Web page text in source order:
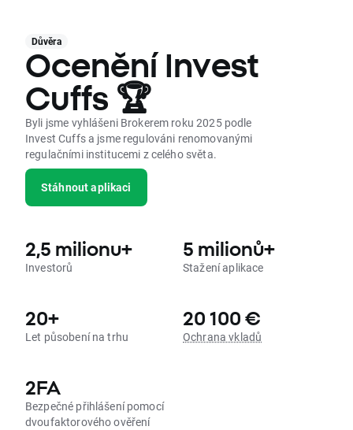
Důvěra
Ocenění Invest
Cuffs 🏆
Byli jsme vyhlášeni Brokerem roku 2025 podle
Invest Cuffs a jsme regulováni renomovanými
regulačními institucemi z celého světa.
Stáhnout aplikaci
2,5 milionu+
Investorů
5 milionů+
Stažení aplikace
20+
Let působení na trhu
20 100 €
Ochrana vkladů
2FA
Bezpečné přihlášení pomocí
dvoufaktorového ověření